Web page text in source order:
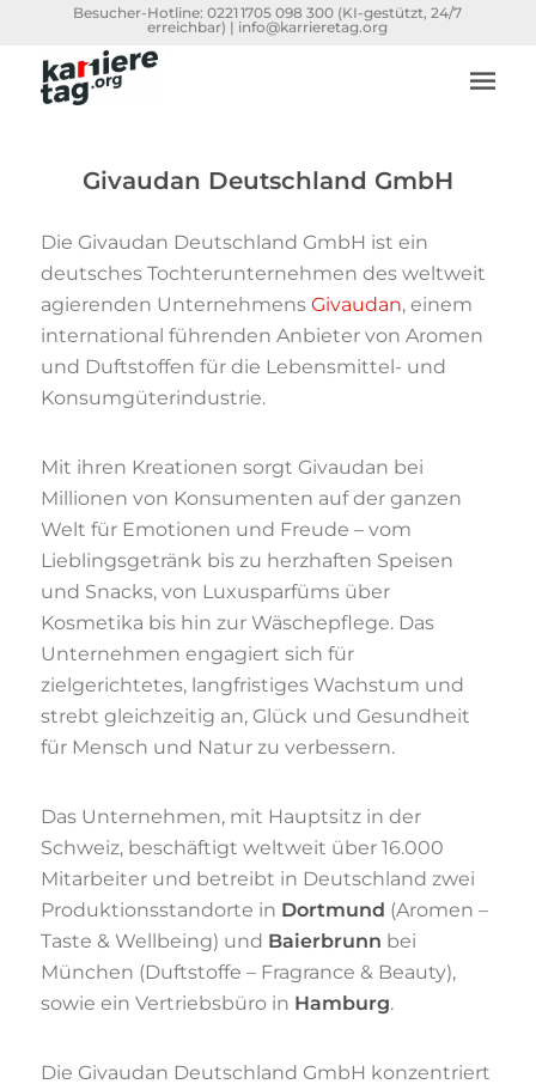
Besucher-Hotline:0221 1705 098 300 (KI-gestützt, 24/7
erreichbar) | info@karrieretag.org
Givaudan Deutschland GmbH
Die Givaudan Deutschland GmbH ist ein
deutsches Tochterunternehmen des weltweit
agierenden Unternehmens Givaudan, einem
international führenden Anbieter von Aromen
und Duftstoffen für die Lebensmittel- und
Konsumgüterindustrie.
Mit ihren Kreationen sorgt Givaudan bei
Millionen von Konsumenten auf der ganzen
Welt für Emotionen und Freude – vom
Lieblingsgetränk bis zu herzhaften Speisen
und Snacks, von Luxusparfüms über
Kosmetika bis hin zur Wäschepflege. Das
Unternehmen engagiert sich für
zielgerichtetes, langfristiges Wachstum und
strebt gleichzeitig an, Glück und Gesundheit
für Mensch und Natur zu verbessern.
Das Unternehmen, mit Hauptsitz in der
Schweiz, beschäftigt weltweit über 16.000
Mitarbeiter und betreibt in Deutschland zwei
Produktionsstandorte in Dortmund (Aromen –
Taste & Wellbeing) und Baierbrunn bei
München (Duftstoffe – Fragrance & Beauty),
sowie ein Vertriebsbüro in Hamburg.
Die Givaudan Deutschland GmbH konzentriert